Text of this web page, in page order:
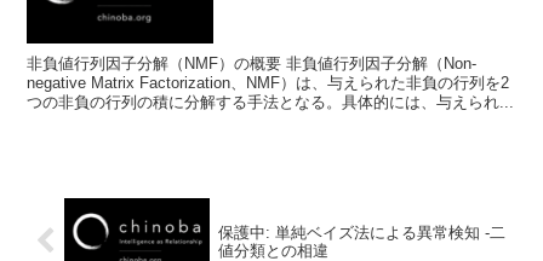
非負値行列因子分解（NMF）の概要 非負値行列因子分解（Non-
negative Matrix Factorization、NMF）は、与えられた非負の行列を2
つの非負の行列の積に分解する手法となる。具体的には、与えられ...
保護中: 単純ベイズ法による異常検知 -二
値分類との相違